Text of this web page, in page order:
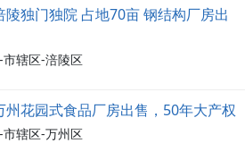
陵独门独院 占地70亩 钢结构厂房出
市辖区-涪陵区
州花园式食品厂房出售，50年大产权
市辖区-万州区